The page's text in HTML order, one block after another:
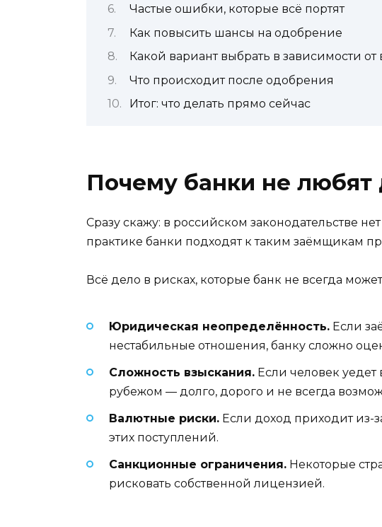
Частые ошибки, которые всё портят
Как повысить шансы на одобрение
Какой вариант выбрать в зависимости
Что происходит после одобрения
Итог: что делать прямо сейчас
Почему банки не любят
Сразу скажу: в российском законодательстве
практике банки подходят к таким заёмщикам
Всё дело в рисках, которые банк не всегда
Юридическая неопределённость. Если
нестабильные отношения, банку сложно
Сложность взыскания. Если человек уедет
рубежом — долго, дорого и не всегда
Валютные риски. Если доход приходит из-
этих поступлений.
Санкционные ограничения. Некоторые
рисковать собственной лицензией.